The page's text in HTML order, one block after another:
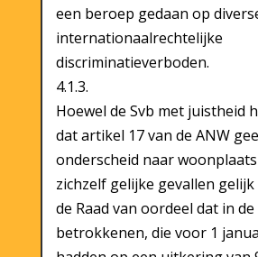
een beroep gedaan op
internationaalrechtelijke
discriminatieverboden.
4.1.3.
Hoewel de Svb met juistheid
dat artikel 17 van de ANW
onderscheid naar
zichzelf gelijke gevallen
de Raad van oordeel dat in
betrokkenen, die voor 1